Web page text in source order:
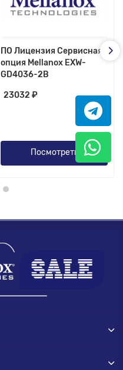
ПО Лицензия Сервисная
опция Mellanox EXW-
GD4036-2B
23032 ₽
Посмотреть